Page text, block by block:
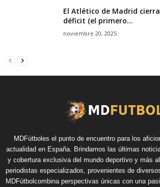
El Atlético de Madrid
déficit (el primero...
noviembre 20, 2025
MDFútboles el punto de encuentro para los
actualidad en España. Brindamos las últimas
y cobertura exclusiva del mundo deportivo y más
periodistas especializados, provenientes de
MDFútbolcombina perspectivas únicas con una